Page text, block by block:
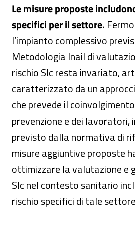
Le misure proposte
specifici per il settore.
l’impianto complessivo
Metodologia Inail di
rischio Slc resta invariato,
caratterizzato da un
che prevede il
prevenzione e dei lavoratori,
previsto dalla normativa di
misure aggiuntive proposte
ottimizzare la valutazione e
Slc nel contesto sanitario
rischio specifici di tale